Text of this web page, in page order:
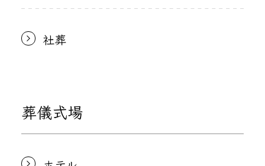
社葬
葬儀式場